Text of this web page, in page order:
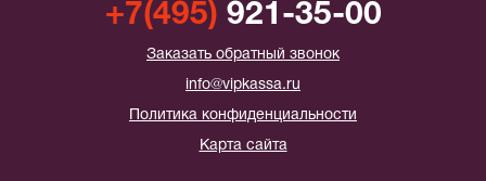
+7(495) 921-35-00
Заказать обратный звонок
info@vipkassa.ru
Политика конфиденциальности
Карта сайта